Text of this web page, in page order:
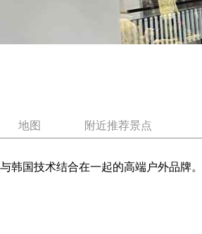
地图 附近推荐景点
韩国技术结合在一起的高端户外品牌